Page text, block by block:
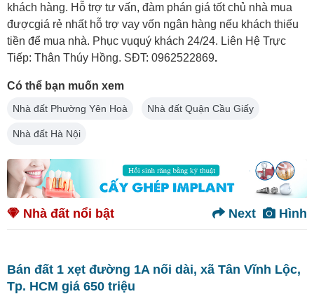
khách hàng. Hỗ trợ tư vấn, đàm phán giá tốt chủ nhà mua
đượcgiá rẻ nhất hỗ trợ vay vốn ngân hàng nếu khách thiếu
tiền để mua nhà. Phục vụquý khách 24/24. Liên Hệ Trực
Tiếp: Thân Thúy Hồng. SĐT: 0962522869.
Có thể bạn muốn xem
Nhà đất Phường Yên Hoà Nhà đất Quận Cầu Giấy
Nhà đất Hà Nội
Nhà đất nổi bật Hình
Next
Bán đất 1 xẹt đường 1A nối dài, xã Tân Vĩnh Lộc,
Tp. HCM giá 650 triệu